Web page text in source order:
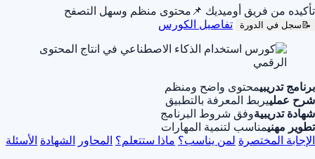
تأكيده من فريق أوميديك 📌 محتوى منظم وسهل التصفح
📝 سجل في الدورة تفاصيل الكورس
برنامج تدريبيمحتوى واضح ومنظم
شرح عملييربط المعرفة بالتطبيق
شهادة تدريبيةوفق شروط البرنامج
تطوير مهنيمناسب لتنمية المهارات
الإجابة المختصرة لمن يناسب؟ ماذا ستتعلم؟ المحاور الشهادة الأسئلة